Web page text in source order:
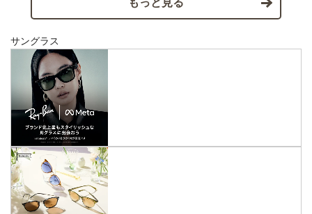
もっと見る
サングラス